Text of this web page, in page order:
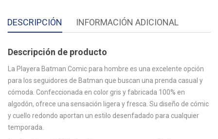
DESCRIPCIÓN INFORMACIÓN ADICIONAL
Descripción de producto
La Playera Batman Comic para hombre es una excelente opción
para los seguidores de Batman que buscan una prenda casual y
cómoda. Confeccionada en color gris y fabricada 100% en
algodón, ofrece una sensación ligera y fresca. Su diseño de cómic
y cuello redondo aportan un estilo desenfadado para cualquier
temporada.